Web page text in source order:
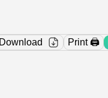
Print 🖨️